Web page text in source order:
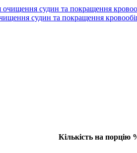
судин та покращення
Кількість на порцію